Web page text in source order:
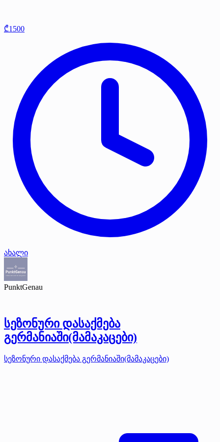
₾1500
ახალი
PunktGenau
სეზონური დასაქმება
გერმანიაში(მამაკაცები)
სეზონური დასაქმება გერმანიაში(მამაკაცები)